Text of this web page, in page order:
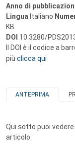
Anno di
Lingua Italiano
KB
DOI 10.3280/
Il DOI è il codice a
più clicca qui
ANTEPRIMA
Qui sotto puoi
articolo.